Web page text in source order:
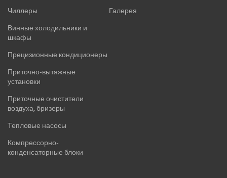
Чиллеры
Винные холодильники и
шкафы
Прецизионные кондиционеры
Приточно-вытяжные
установки
Приточные очистители
воздуха, бризеры
Тепловые насосы
Компрессорно-
конденсаторные блоки
Галерея